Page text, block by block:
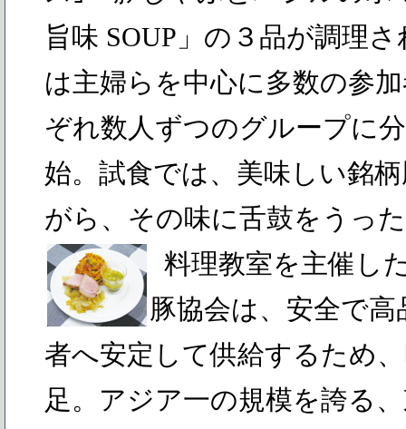
旨味 SOUP」の３品が調理
は主婦らを中心に多数の参
ぞれ数人ずつのグループに
始。試食では、美味しい銘
がら、その味に舌鼓をうっ
料理教室を主催し
豚協会は、安全で
者へ安定して供給するため
足。アジア一の規模を誇る